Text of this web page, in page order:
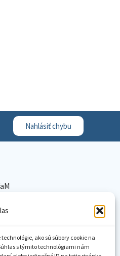
ako sú súbory cookie na
s týmito technológiami nám
Nahlásiť chybu